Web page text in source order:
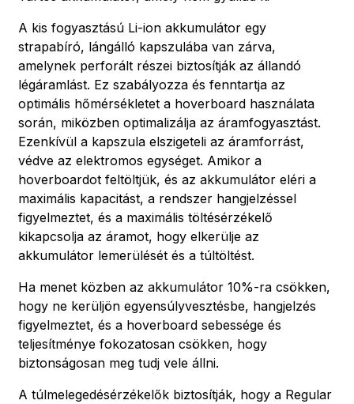
A kis fogyasztású Li-ion akkumulátor egy
strapabíró, lángálló kapszulába van zárva,
amelynek perforált részei biztosítják az állandó
légáramlást. Ez szabályozza és fenntartja az
optimális hőmérsékletet a hoverboard használata
során, miközben optimalizálja az áramfogyasztást.
Ezenkívül a kapszula elszigeteli az áramforrást,
védve az elektromos egységet. Amikor a
hoverboardot feltöltjük, és az akkumulátor eléri a
maximális kapacitást, a rendszer hangjelzéssel
figyelmeztet, és a maximális töltésérzékelő
kikapcsolja az áramot, hogy elkerülje az
akkumulátor lemerülését és a túltöltést.
Ha menet közben az akkumulátor 10%-ra csökken,
hogy ne kerüljön egyensúlyvesztésbe, hangjelzés
figyelmeztet, és a hoverboard sebessége és
teljesítménye fokozatosan csökken, hogy
biztonságosan meg tudj vele állni.
A túlmelegedésérzékelők biztosítják, hogy a Regular